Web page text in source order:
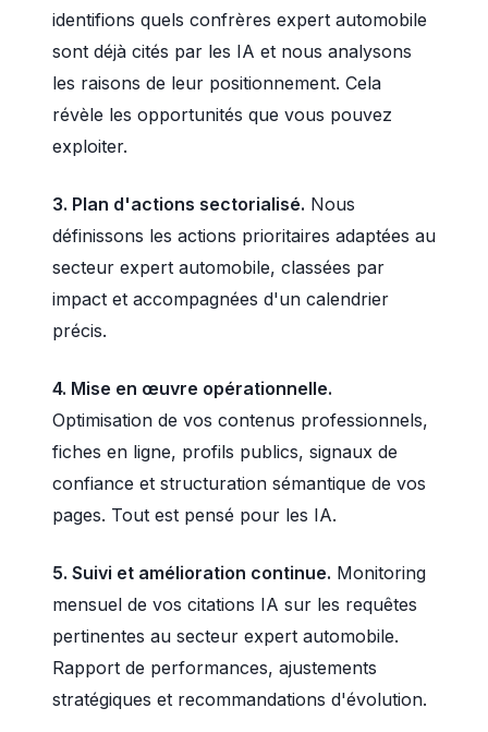
identifions quels confrères expert automobile
sont déjà cités par les IA et nous analysons
les raisons de leur positionnement. Cela
révèle les opportunités que vous pouvez
exploiter.
3. Plan d'actions sectorialisé. Nous
définissons les actions prioritaires adaptées au
secteur expert automobile, classées par
impact et accompagnées d'un calendrier
précis.
4. Mise en œuvre opérationnelle.
Optimisation de vos contenus professionnels,
fiches en ligne, profils publics, signaux de
confiance et structuration sémantique de vos
pages. Tout est pensé pour les IA.
5. Suivi et amélioration continue. Monitoring
mensuel de vos citations IA sur les requêtes
pertinentes au secteur expert automobile.
Rapport de performances, ajustements
stratégiques et recommandations d'évolution.